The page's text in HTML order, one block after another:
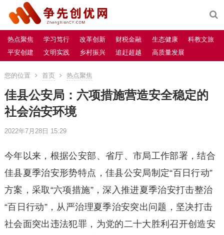
热点聚焦 学习笃行 改革创新 财税金融 生态健康
科教文旅
平安创建
文明实践 乡村振兴 追赶超越 高质量发展
您的位置 首页 热点聚焦
佳县公安局：六项措施营造安全稳定的
社会治安环境
2022年7月28日 15:29
今年以来，根据公安部、省厅、市局工作部署，结合
佳县夏季治安形势特点，佳县公安局制定“百日行动”
方案，采取“六项措施”，深入推进夏季治安打击整治
“百日行动”，从严治理夏季治安突出问题，坚决打击
社会面突出违法犯罪，为党的二十大胜利召开创造安